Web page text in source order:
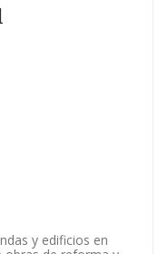
y edificios en